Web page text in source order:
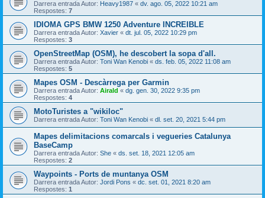
Darrera entrada Autor: Heavy1987 « dv. ago. 05, 2022 10:21 am
Respostes: 7
IDIOMA GPS BMW 1250 Adventure INCREIBLE
Darrera entrada Autor: Xavier « dt. jul. 05, 2022 10:29 pm
Respostes: 3
OpenStreetMap (OSM), he descobert la sopa d'all.
Darrera entrada Autor: Toni Wan Kenobi « ds. feb. 05, 2022 11:08 am
Respostes: 5
Mapes OSM - Descàrrega per Garmin
Darrera entrada Autor: Airald « dg. gen. 30, 2022 9:35 pm
Respostes: 4
MotoTuristes a "wikiloc"
Darrera entrada Autor: Toni Wan Kenobi « dl. set. 20, 2021 5:44 pm
Mapes delimitacions comarcals i vegueries Catalunya
BaseCamp
Darrera entrada Autor: She « ds. set. 18, 2021 12:05 am
Respostes: 2
Waypoints - Ports de muntanya OSM
Darrera entrada Autor: Jordi Pons « dc. set. 01, 2021 8:20 am
Respostes: 1